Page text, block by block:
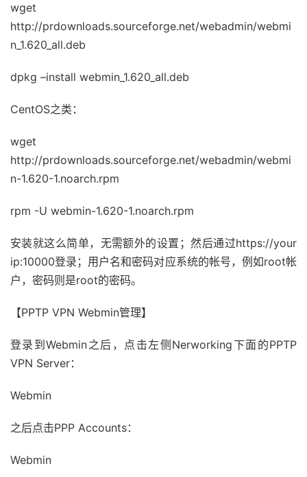
wget
http://prdownloads.sourceforge.net/webadmin/webmi
n_1.620_all.deb
dpkg –install webmin_1.620_all.deb
CentOS之类：
wget
http://prdownloads.sourceforge.net/webadmin/webmi
n-1.620-1.noarch.rpm
rpm -U webmin-1.620-1.noarch.rpm
安装就这么简单，无需额外的设置；然后通过https://your
ip:10000登录；用户名和密码对应系统的帐号，例如root帐
户，密码则是root的密码。
【PPTP VPN Webmin管理】
登录到Webmin之后，点击左侧Nerworking下面的PPTP
VPN Server：
Webmin
之后点击PPP Accounts：
Webmin